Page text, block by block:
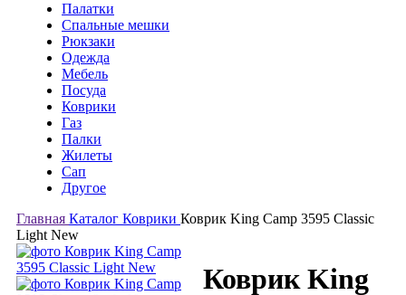
Палатки
Спальные мешки
Рюкзаки
Одежда
Мебель
Посуда
Коврики
Газ
Палки
Жилеты
Сап
Другое
Главная Каталог Коврики Коврик King Camp 3595 Classic
Light New
Коврик King